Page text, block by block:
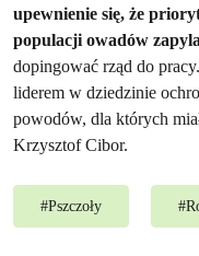
upewnienie się, że
populacji owadów
dopingować rząd do
liderem w dziedzinie
powodów, dla których
Krzysztof Cibor.
#Pszczoły #